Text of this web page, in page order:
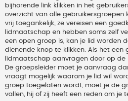
bijhorende link klikken in het
overzicht van alle gebruikersgroepen
vrij toegankelijk, ze vereisen een
lidmaatschap en hebben soms zelf
een open groep is, kan je lid worden
dienende knop te klikken. Als het een
lidmaatschap aanvragen door op de
De groepsleider moet je aanvraag
vraagt mogelijk waarom je lid wil
groep toegelaten wordt, moet je de
vallen, hij of zij heeft een reden om je